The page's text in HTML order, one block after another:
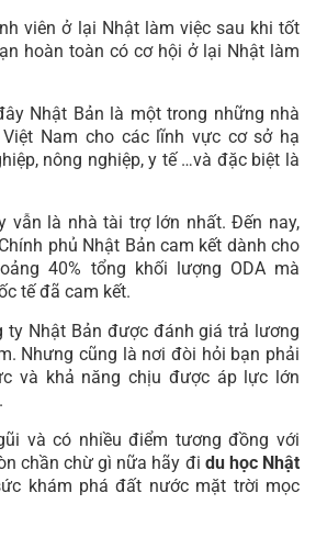
viên ở lại Nhật làm việc sau khi tốt
hoàn toàn có cơ hội ở lại Nhật làm
Nhật Bản là một trong những nhà
Nam cho các lĩnh vực cơ sở hạ
nông nghiệp, y tế …và đặc biệt là
vẫn là nhà tài trợ lớn nhất. Đến nay,
phủ Nhật Bản cam kết dành cho
40% tổng khối lượng ODA mà
tế đã cam kết.
ty Nhật Bản được đánh giá trả lương
Nhưng cũng là nơi đòi hỏi bạn phải
và khả năng chịu được áp lực lớn
và có nhiều điểm tương đồng với
chần chừ gì nữa hãy đi du học Nhật
khám phá đất nước mặt trời mọc